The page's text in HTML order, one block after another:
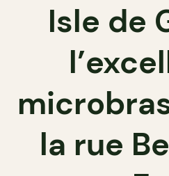
Isle de
la rue